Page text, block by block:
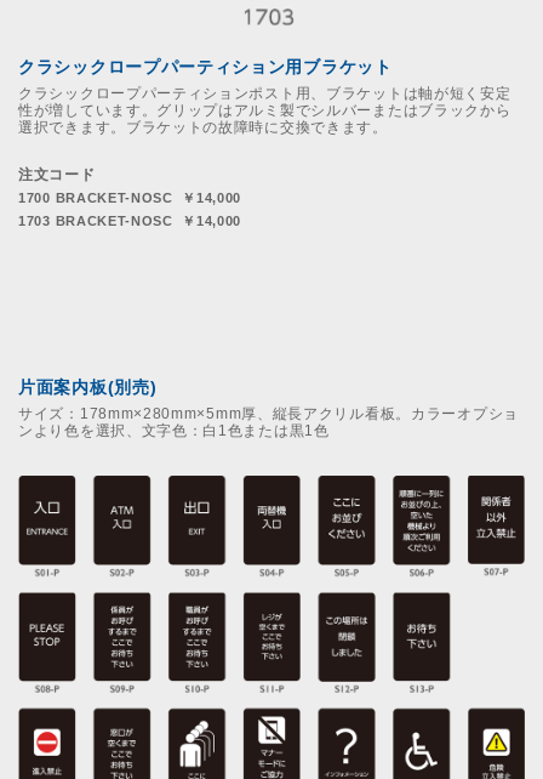
クラシックロープパーティション用ブラケット
クラシックロープパーティションポスト用、ブラケットは軸が短く安定
性が増しています。グリップはアルミ製でシルバーまたはブラックから
選択できます。ブラケットの故障時に交換できます。
注文コード
1700 BRACKET-NOSC ￥14,000
1703 BRACKET-NOSC ￥14,000
片面案内板(別売)
サイズ：178mm×280mm×5mm厚、縦長アクリル看板。カラーオプショ
ンより色を選択、文字色：白1色または黒1色